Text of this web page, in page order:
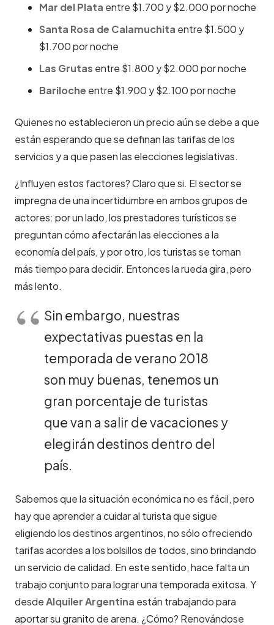
Mar del Plata entre $1.700 y $2.000 por noche
Santa Rosa de Calamuchita entre $1.500 y
$1.700 por noche
Las Grutas entre $1.800 y $2.000 por noche
Bariloche entre $1.900 y $2.100 por noche
Quienes no establecieron un precio aún se debe a que
están esperando que se definan las tarifas de los
servicios y a que pasen las elecciones legislativas.
¿Influyen estos factores? Claro que si. El sector se
impregna de una incertidumbre en ambos grupos de
actores: por un lado, los prestadores turísticos se
preguntan cómo afectarán las elecciones a la
economía del país, y por otro, los turistas se toman
más tiempo para decidir. Entonces la rueda gira, pero
más lento.
Sin embargo, nuestras
expectativas puestas en la
temporada de verano 2018
son muy buenas, tenemos un
gran porcentaje de turistas
que van a salir de vacaciones y
elegirán destinos dentro del
país.
Sabemos que la situación económica no es fácil, pero
hay que aprender a cuidar al turista que sigue
eligiendo los destinos argentinos, no sólo ofreciendo
tarifas acordes a los bolsillosde todos, sino brindando
un servicio de calidad. En este sentido, hace falta un
trabajo conjunto para lograr una temporada exitosa. Y
desdeAlquiler Argentina están trabajando para
aportar su granito de arena. ¿Cómo? Renovándose